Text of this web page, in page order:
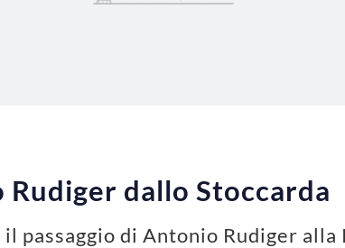
Rudiger dallo Stoccarda
passaggio di Antonio Rudiger